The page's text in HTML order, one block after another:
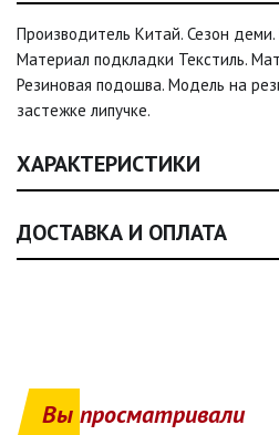
Производитель Китай. Сезон
Материал подкладки Текстиль.
Резиновая подошва. Модель на
застежке липучке.
ХАРАКТЕРИСТИКИ
Размер: 26, 27, 28, 29, 30, 31
ДОСТАВКА И ОПЛАТА
1.2. Продавец осуществляет
Вы просматривали